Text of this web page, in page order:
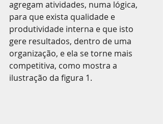
agregam atividades, numa lógica,
para que exista qualidade e
produtividade interna e que isto
gere resultados, dentro de uma
organização, e ela se torne mais
competitiva, como mostra a
ilustração da figura 1.